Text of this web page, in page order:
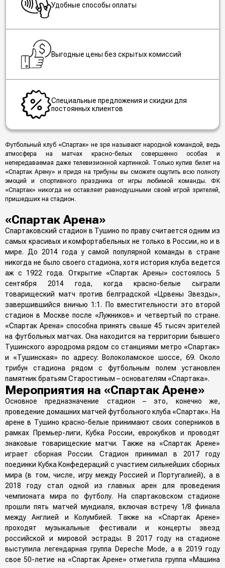
Удобные способы оплаты
Выгодные цены без скрытых комиссий
Специальные предложения и скидки для
постоянных клиентов
Футбольный клуб «Спартак» не зря называют народной командой, ведь
атмосфера на матчах красно-белых совершенно особая и
непередаваемая даже телевизионной картинкой. Только купив билет на
«Спартак Арену» и придя на трибуны вы сможете ощутить всю полноту
эмоций и спортивного праздника от игры любимой команды. ФК
«Спартак» никогда не оставляет равнодушными своей игрой зрителей,
пришедших на стадион.
«Спартак Арена»
Спартаковский стадион в Тушино по праву считается одним из
самых красивых и комфортабельных не только в России, но и в
мире. До 2014 года у самой популярной команды в стране
никогда не было своего стадиона, хотя история клуба ведется
аж с 1922 года. Открытие «Спартак Арены» состоялось 5
сентября 2014 года, когда красно-белые сыграли
товарищеский матч против белградской «Црвены Звезды»,
завершившийся вничью 1:1. По вместительности это второй
стадион в Москве после «Лужников» и четвертый по стране.
«Спартак Арена» способна принять свыше 45 тысяч зрителей
на футбольных матчах. Она находится на территории бывшего
Тушинского аэродрома рядом со станциями метро «Спартак»
и «Тушинская» по адресу: Волоколамское шоссе, 69. Около
трибун стадиона рядом с футбольным полем установлен
памятник братьям Старостиным – основателям «Спартака».
Мероприятия на «Спартак Арене»
Основное предназначение стадион – это, конечно же,
проведение домашних матчей футбольного клуба «Спартак». На
арене в Тушино красно-белые принимают своих соперников в
рамках Премьер-лиги, Кубка России, еврокубков и проводят
знаковые товарищеские матчи. Также на «Спартак Арене»
играет сборная России. Стадион принимал в 2017 году
поединки Кубка Конфедераций с участием сильнейших сборных
мира (в том, числе, игру между Россией и Португалией), а в
2018 году стал одной из главных арен для проведения
чемпионата мира по футболу. На спартаковском стадионе
прошли пять матчей мундиаля, включая встречу 1/8 финала
между Англией и Колумбией. Также на «Спартак Арене»
проходят музыкальные фестивали и концерты звезд
российской и мировой эстрады. В 2017 году на стадионе
выступила легендарная группа Depeche Mode, а в 2019 году
свое 50-летие на «Спартак Арене» отметила группа «Машина